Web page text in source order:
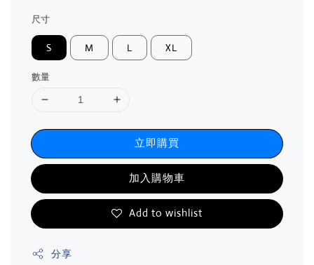
尺寸
S M L XL
數量
立即購買
加入購物車
Add to wishlist
分享